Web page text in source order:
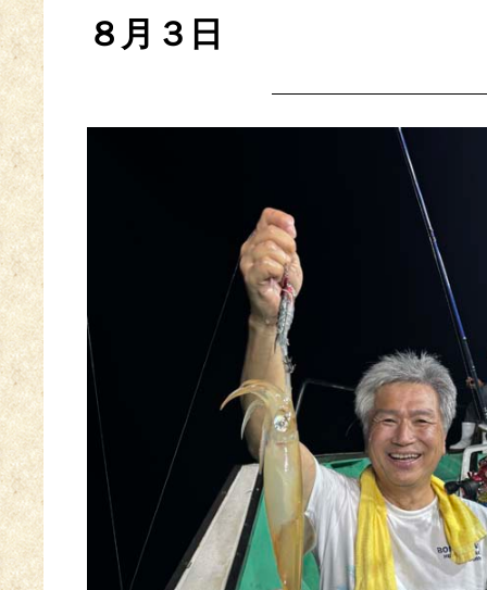
８月３日